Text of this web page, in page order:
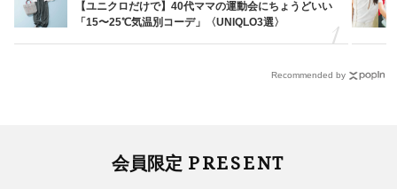
【ユニクロだけで】40代ママの運動会にちょうどいい
「15〜25℃気温別コーデ」〈UNIQLO3選〉
Recommended by
会員限定 PRESENT